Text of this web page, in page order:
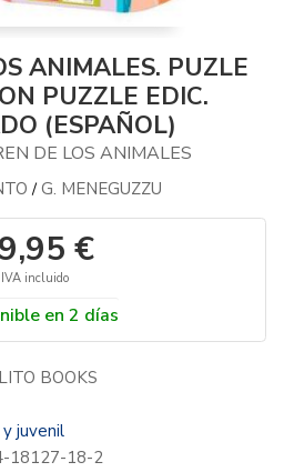
ANIMALES. PUZLE
PUZZLE EDIC.
(ESPAÑOL)
DE LOS ANIMALES
/ G. MENEGUZZU
€
IVA incluido
en 2 días
BOOKS
juvenil
18127-18-2